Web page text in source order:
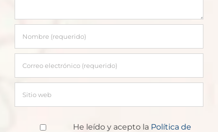
He leído y acepto la Política de